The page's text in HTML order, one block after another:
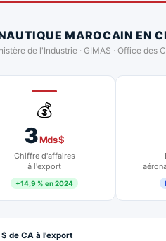
MAROCAIN EN
de l'Industrie · GIMAS · Office des
💰
3Mds $
Chiffre d'affaires
à l'export
+14,9 % en 2024
de CA à l'export